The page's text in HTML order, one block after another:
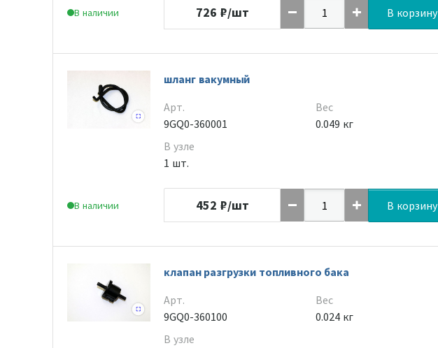
В наличии 726 ₽/шт В корзину
В наличии
шланг вакумный
Арт.
9GQ0-360001
В узле
1 шт.
Вес
0.049 кг
452 ₽/шт В корзину
клапан разгрузки топливного бака
Арт.
9GQ0-360100
В узле
Вес
0.024 кг